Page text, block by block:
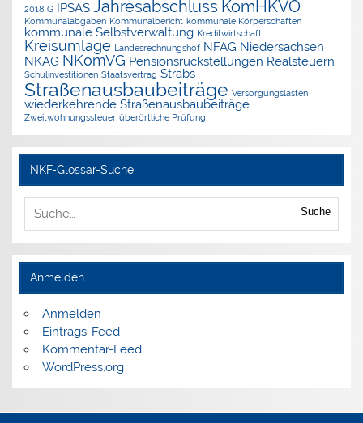
2018 G IPSAS Jahresabschluss KomHKVO
Kommunalabgaben Kommunalbericht kommunale Körperschaften
kommunale Selbstverwaltung Kreditwirtschaft
Kreisumlage Landesrechnungshof NFAG Niedersachsen
NKAG NKomVG Pensionsrückstellungen Realsteuern
Schulinvestitionen Staatsvertrag Strabs
Straßenausbaubeiträge Versorgungslasten
wiederkehrende Straßenausbaubeiträge
Zweitwohnungssteuer überörtliche Prüfung
NKF-Glossar-Suche
Suche
Anmelden
Anmelden
Eintrags-Feed
Kommentar-Feed
WordPress.org